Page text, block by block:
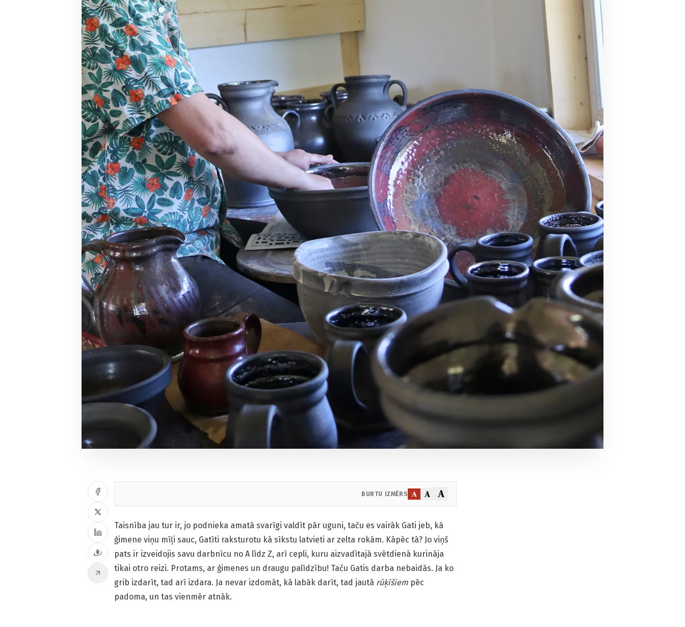
BURTU IZMĒRS A A A
Taisnība jau tur ir, jo podnieka amatā svarīgi valdīt pār uguni, taču es vairāk Gati jeb, kā
ģimene viņu mīļi sauc, Gatīti raksturotu kā sīkstu latvieti ar zelta rokām. Kāpēc tā? Jo viņš
pats ir izveidojis savu darbnīcu no A līdz Z, arī cepli, kuru aizvadītajā svētdienā kurināja
tikai otro reizi. Protams, ar ģimenes un draugu palīdzību! Taču Gatis darba nebaidās. Ja ko
grib izdarīt, tad arī izdara. Ja nevar izdomāt, kā labāk darīt, tad jautā rūķīšiem pēc
padoma, un tas vienmēr atnāk.